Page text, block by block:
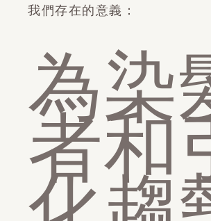
我們存在的意義：
為染
者和